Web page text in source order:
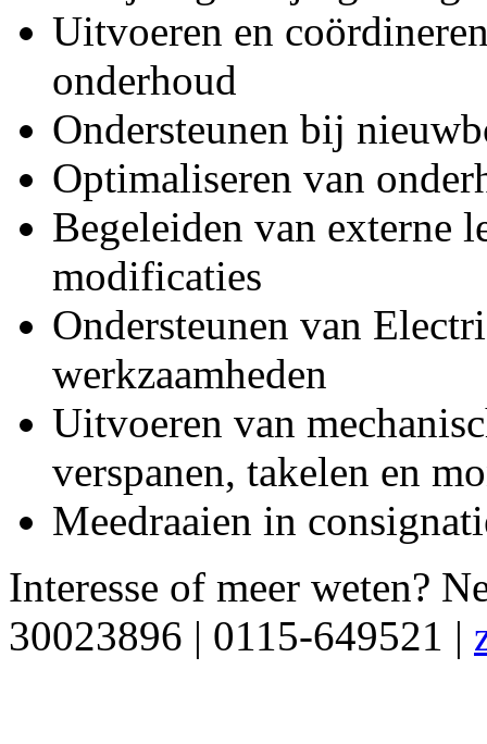
Uitvoeren en
onderhoud
Ondersteunen bij
Optimaliseren van
Begeleiden van externe
modificaties
Ondersteunen van
werkzaamheden
Uitvoeren van
verspanen, takelen en
Meedraaien in
Interesse of meer weten?
30023896 | 0115-649521 |